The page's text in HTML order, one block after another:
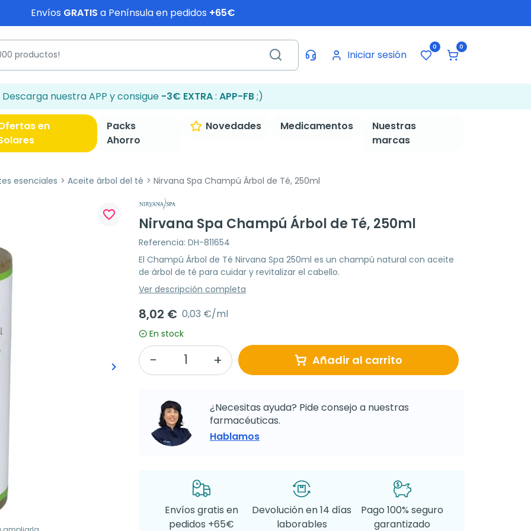
Envíos GRATIS a Península en pedidos +65€
Iniciar sesión
0 0
Descarga nuestra APP y consigue -3€ EXTRA: APP-FB;)
en
Packs
Ahorro
Novedades Medicamentos
Nuestras
marcas
esenciales Aceite árbol del té Nirvana Spa Champú Árbol de Té, 250ml
Siguiente
keyboard_arrow_right
favorite_border
Nirvana Spa Champú Árbol de Té, 250ml
Referencia: DH-811654
El Champú Árbol de Té Nirvana Spa 250ml es un champú natural con aceite
de árbol de té para cuidar y revitalizar el cabello.
Ver descripción completa
8,02 € 0,03 €/ml
En stock
Añadir al carrito
¿Necesitas ayuda? Pide consejo a nuestras
farmacéuticas.
Hablamos
Envíos gratis en
pedidos +65€
Devolución en 14 días
laborables
Pago 100% seguro
garantizado